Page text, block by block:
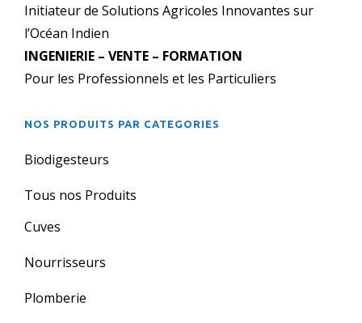
Initiateur de Solutions Agricoles Innovantes sur
l’Océan Indien
INGENIERIE – VENTE – FORMATION
Pour les Professionnels et les Particuliers
NOS PRODUITS PAR CATEGORIES
Biodigesteurs
Tous nos Produits
Cuves
Nourrisseurs
Plomberie